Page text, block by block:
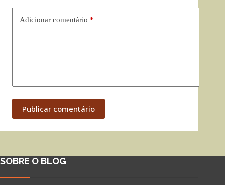
Adicionar comentário *
Publicar comentário
SOBRE O BLOG